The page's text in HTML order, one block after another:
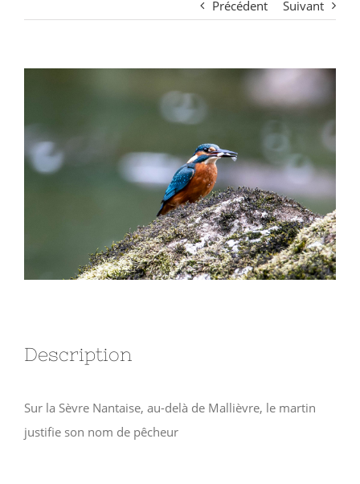
Précédent Suivant
Image
Description
Sur la Sèvre Nantaise, au-delà de Mallièvre, le martin
justifie son nom de pêcheur